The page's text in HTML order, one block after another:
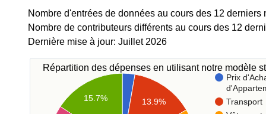
Nombre d'entrées de données au cours des 12 derniers
Nombre de contributeurs différents au cours des 12
Dernière mise à jour: Juillet 2026
Répartition des dépenses en utilisant notre modèle
Prix
Transport
13.9%
15.7%